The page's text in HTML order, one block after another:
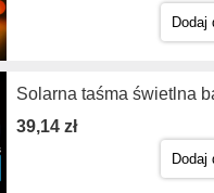
Dodaj
Solarna taśma świetlna
39,14 zł
Dodaj